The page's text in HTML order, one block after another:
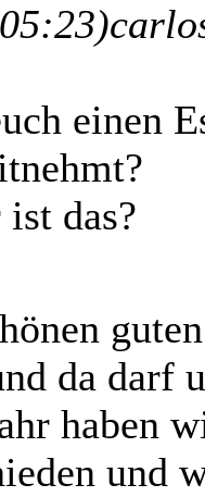
einen
das?
da darf
haben
und